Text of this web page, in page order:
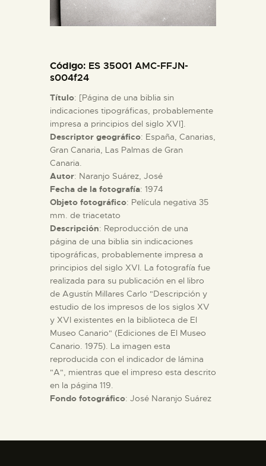
Código: ES 35001 AMC-FFJN-
s004f24
Título: [Página de una biblia sin
indicaciones tipográficas, probablemente
impresa a principios del siglo XVI].
Descriptor geográfico: España, Canarias,
Gran Canaria, Las Palmas de Gran
Canaria.
Autor: Naranjo Suárez, José
Fecha de la fotografía: 1974
Objeto fotográfico: Película negativa 35
mm. de triacetato
Descripción: Reproducción de una
página de una biblia sin indicaciones
tipográficas, probablemente impresa a
principios del siglo XVI. La fotografía fue
realizada para su publicación en el libro
de Agustín Millares Carlo "Descripción y
estudio de los impresos de los siglos XV
y XVI existentes en la biblioteca de El
Museo Canario" (Ediciones de El Museo
Canario. 1975). La imagen esta
reproducida con el indicador de lámina
"A", mientras que el impreso esta descrito
en la página 119.
Fondo fotográfico: José Naranjo Suárez